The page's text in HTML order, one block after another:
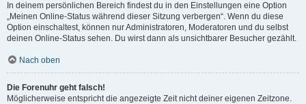
In deinem persönlichen Bereich findest du in den Einstellungen eine Option
„Meinen Online-Status während dieser Sitzung verbergen“. Wenn du diese
Option einschaltest, können nur Administratoren, Moderatoren und du selbst
deinen Online-Status sehen. Du wirst dann als unsichtbarer Besucher gezählt.
Nach oben
Die Forenuhr geht falsch!
Möglicherweise entspricht die angezeigte Zeit nicht deiner eigenen Zeitzone.